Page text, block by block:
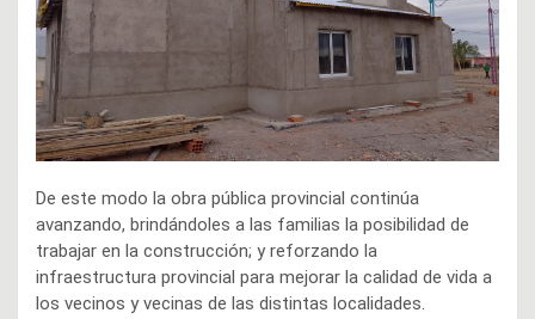
De este modo la obra pública provincial continúa
avanzando, brindándoles a las familias la posibilidad de
trabajar en la construcción; y reforzando la
infraestructura provincial para mejorar la calidad de vida a
los vecinos y vecinas de las distintas localidades.